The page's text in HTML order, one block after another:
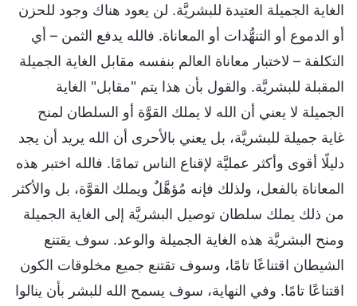
الغاية الجميلة العتيدة للبشريَّة. لن يعود هناك وجود للحزن
أو الدموع أو التنهُّدات أو المعاناة. فالله يدفع الثمن – أي
التكلفة – لاختبار معاناة العالم بنفسه مقابل الغاية الجميلة
المقبلة للبشريَّة. والقول بأن هذا يتم "مقابل" الغاية
الجميلة لا يعني أن الله لا يملك القوَّة أو السلطان لمنح
غاية جميلة للبشريَّة، بل يعني بالأحرى أن الله يريد أن يجد
دليلًا أقوى وأكثر عمليَّة لإقناع الناس تمامًا. فالله اختبر هذه
المعاناة بالفعل، ولذلك فإنه مُؤهَّلٌ ويملك القوَّة، بل والأكثر
من ذلك يملك سلطان توصيل البشريَّة إلى الغاية الجميلة
ومنح البشريَّة هذه الغاية الجميلة والوعد. سوف يقتنع
الشيطان اقتناعًا تامًا، وسوف تقتنع جميع مخلوقات الكون
اقتناعًا تامًا. وفي النهاية، سوف يسمح الله للبشر بأن ينالوا